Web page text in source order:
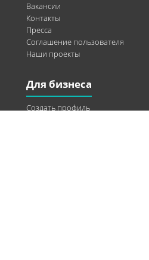
Вакансии
Контакты
Пресса
Соглашение пользователя
Наши проекты
Для бизнеса
Создать профиль